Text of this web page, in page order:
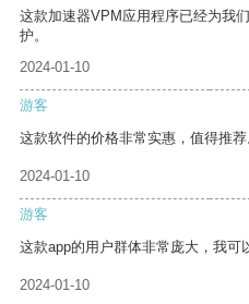
这款加速器VPM应用程序已经为我
护。
2024-01-10
游客
这款软件的价格非常实惠，值得推荐
2024-01-10
游客
这款app的用户群体非常庞大，我可
2024-01-10